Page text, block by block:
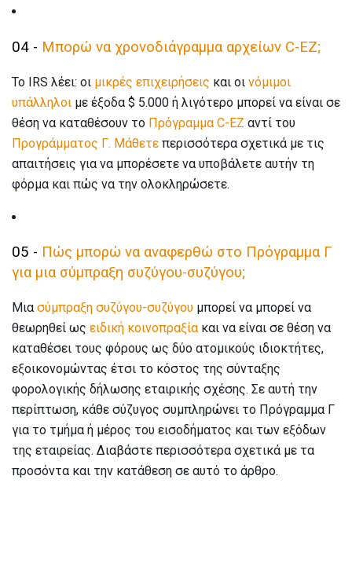
04 - Μπορώ να χρονοδιάγραμμα αρχείων C-EZ;
Το IRS λέει: οι μικρές επιχειρήσεις και οι νόμιμοι
υπάλληλοι με έξοδα $ 5.000 ή λιγότερο μπορεί να είναι σε
θέση να καταθέσουν το Πρόγραμμα C-EZ αντί του
Προγράμματος Γ. Μάθετε περισσότερα σχετικά με τις
απαιτήσεις για να μπορέσετε να υποβάλετε αυτήν τη
φόρμα και πώς να την ολοκληρώσετε.
05 - Πώς μπορώ να αναφερθώ στο Πρόγραμμα Γ
για μια σύμπραξη συζύγου-συζύγου;
Μια σύμπραξη συζύγου-συζύγου μπορεί να μπορεί να
θεωρηθεί ως ειδική κοινοπραξίακαι να είναι σε θέση να
καταθέσει τους φόρους ως δύο ατομικούς ιδιοκτήτες,
εξοικονομώντας έτσι το κόστος της σύνταξης
φορολογικής δήλωσης εταιρικής σχέσης. Σε αυτή την
περίπτωση, κάθε σύζυγος συμπληρώνει το Πρόγραμμα Γ
για το τμήμα ή μέρος του εισοδήματος και των εξόδων
της εταιρείας. Διαβάστε περισσότερα σχετικά με τα
προσόντα και την κατάθεση σε αυτό το άρθρο.